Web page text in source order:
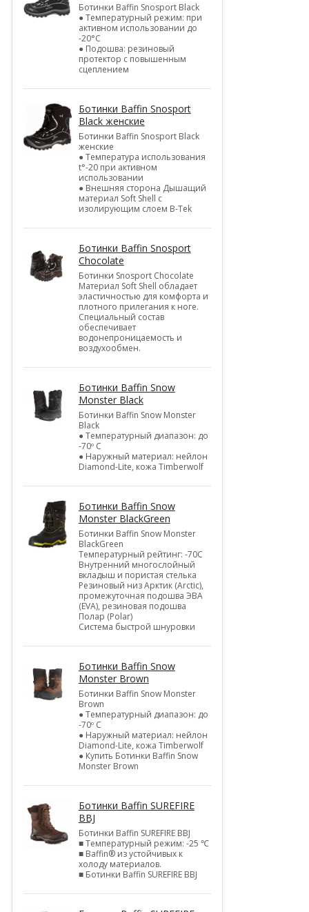
Ботинки Baffin Snosport Black
● Температурный режим: при
активном использовании до
-20°С
● Подошва: резиновый
протектор с повышенным
сцеплением
Ботинки Baffin Snosport
Black женские
Ботинки Baffin Snosport Black
женские
● Температура использования
t°-20 при активном
использовании
● Внешняя сторона Дышащий
материал Soft Shell с
изолирующим слоем B-Tek
Ботинки Baffin Snosport
Chocolate
Ботинки Snosport Chocolate
Материал Soft Shell обладает
эластичностью для комфорта и
плотного прилегания к ноге.
Специальный состав
обеспечивает
водонепроницаемость и
воздухообмен.
Ботинки Baffin Snow
Monster Black
Ботинки Baffin Snow Monster
Black
● Температурный диапазон: до
-70º C
● Наружный материал: нейлон
Diamond-Lite, кожа Timberwolf
Ботинки Baffin Snow
Monster BlackGreen
Ботинки Baffin Snow Monster
BlackGreen
Температурный рейтинг: -70C
Внутренний многослойный
вкладыш и пористая стелька
Резиновый низ Арктик (Arctic),
промежуточная подошва ЭВА
(EVA), резиновая подошва
Полар (Polar)
Система быстрой шнуровки
Ботинки Baffin Snow
Monster Brown
Ботинки Baffin Snow Monster
Brown
● Температурный диапазон: до
-70º C
● Наружный материал: нейлон
Diamond-Lite, кожа Timberwolf
● Купить Ботинки Baffin Snow
Monster Brown
Ботинки Baffin SUREFIRE
BBJ
Ботинки Baffin SUREFIRE BBJ
■ Температурный режим: -25 ℃
■ Baffin® из устойчивых к
холоду материалов.
■ Ботинки Baffin SUREFIRE BBJ